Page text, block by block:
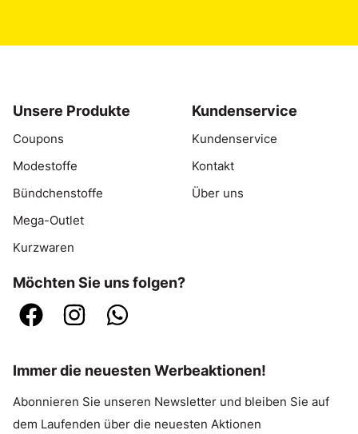
Unsere Produkte
Coupons
Modestoffe
Bündchenstoffe
Mega-Outlet
Kurzwaren
Kundenservice
Kundenservice
Kontakt
Über uns
Möchten Sie uns folgen?
Immer die neuesten Werbeaktionen!
Abonnieren Sie unseren Newsletter und bleiben Sie auf
dem Laufenden über die neuesten Aktionen